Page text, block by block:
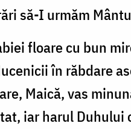
să-I urmăm
floare cu bun
în răbdare
Maică, vas
iar harul Duhului